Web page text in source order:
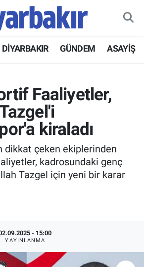
DİYARBAKIR GÜNDEM ASAYİŞ
Faaliyetler,
kiraladı
dikkat çeken ekiplerinden
kadrosundaki genç
Tazgel için yeni bir karar
- 15:00
YAYINLANMA
Durumu ve Fikstür